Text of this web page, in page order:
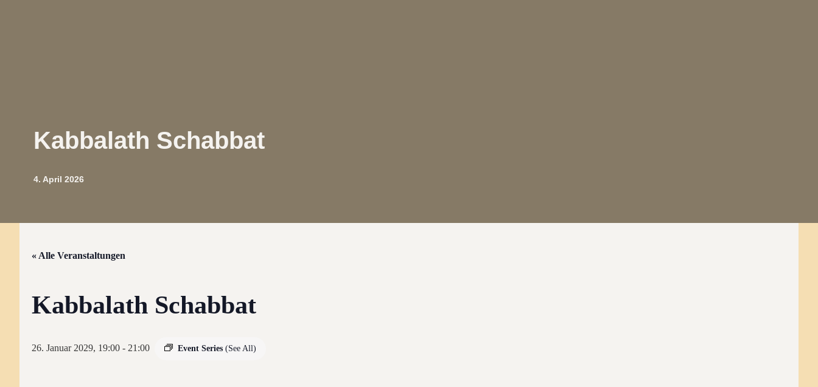
Kabbalath Schabbat
4. April 2026
« Alle Veranstaltungen
Kabbalath Schabbat
26. Januar 2029, 19:00 - 21:00 Event Series (See All)